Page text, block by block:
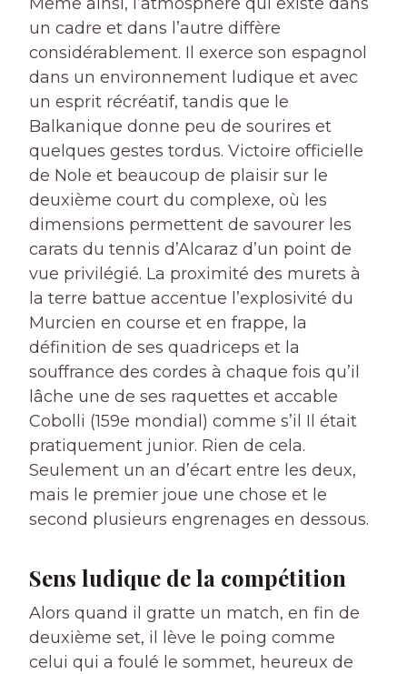
Même ainsi, l’atmosphère qui existe dans
un cadre et dans l’autre diffère
considérablement. Il exerce son espagnol
dans un environnement ludique et avec
un esprit récréatif, tandis que le
Balkanique donne peu de sourires et
quelques gestes tordus. Victoire officielle
de Nole et beaucoup de plaisir sur le
deuxième court du complexe, où les
dimensions permettent de savourer les
carats du tennis d’Alcaraz d’un point de
vue privilégié. La proximité des murets à
la terre battue accentue l’explosivité du
Murcien en course et en frappe, la
définition de ses quadriceps et la
souffrance des cordes à chaque fois qu’il
lâche une de ses raquettes et accable
Cobolli (159e mondial) comme s’il Il était
pratiquement junior. Rien de cela.
Seulement un an d’écart entre les deux,
mais le premier joue une chose et le
second plusieurs engrenages en dessous.
Sens ludique de la compétition
Alors quand il gratte un match, en fin de
deuxième set, il lève le poing comme
celui qui a foulé le sommet, heureux de